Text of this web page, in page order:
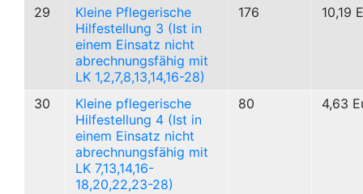
29
Kleine Pflegerische
Hilfestellung 3 (Ist in
einem Einsatz nicht
abrechnungsfähig mit
LK 1,2,7,8,13,14,16-28)
176 10,19
30
Kleine pflegerische
Hilfestellung 4 (Ist in
einem Einsatz nicht
abrechnungsfähig mit
LK 7,13,14,16-
18,20,22,23-28)
80 4,63